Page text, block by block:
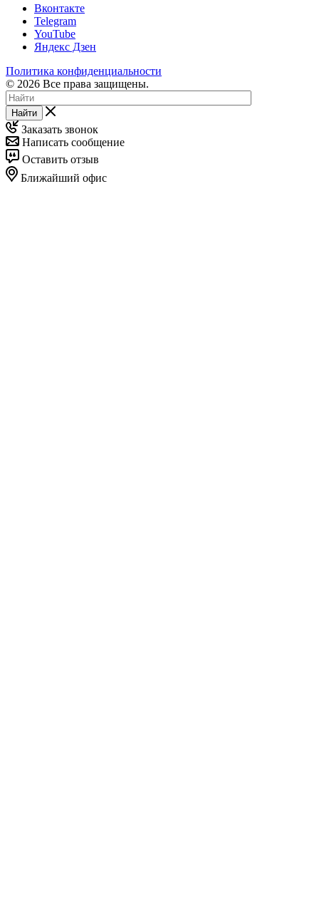
Вконтакте
Telegram
YouTube
Яндекс Дзен
Политика конфиденциальности
© 2026 Все права защищены.
Найти
Заказать звонок
Написать сообщение
Оставить отзыв
Ближайший офис